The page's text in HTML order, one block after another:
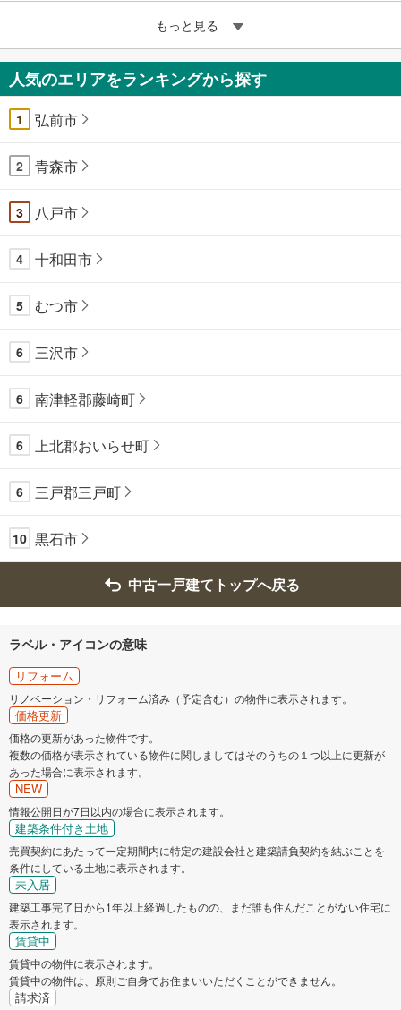
もっと見る
人気のエリアをランキングから探す
1 弘前市
2 青森市
3 八戸市
4 十和田市
5 むつ市
6 三沢市
6 南津軽郡藤崎町
6 上北郡おいらせ町
6 三戸郡三戸町
10 黒石市
中古一戸建てトップへ戻る
ラベル・アイコンの意味
リフォーム
リノベーション・リフォーム済み（予定含む）の物件に表示されます。
価格更新
価格の更新があった物件です。
複数の価格が表示されている物件に関しましてはそのうちの１つ以上に更新が
あった場合に表示されます。
NEW
情報公開日が7日以内の場合に表示されます。
建築条件付き土地
売買契約にあたって一定期間内に特定の建設会社と建築請負契約を結ぶことを
条件にしている土地に表示されます。
未入居
建築工事完了日から1年以上経過したものの、まだ誰も住んだことがない住宅に
表示されます。
賃貸中
賃貸中の物件に表示されます。
賃貸中の物件は、原則ご自身でお住まいいただくことができません。
請求済